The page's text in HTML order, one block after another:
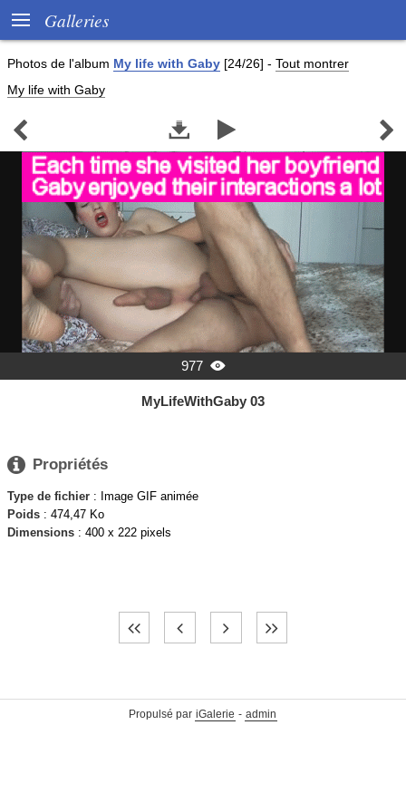
 Galleries
Photos de l'album My life with Gaby [24/26] - Tout montrer
My life with Gaby
   
977 
MyLifeWithGaby 03
 Propriétés
Type de fichier : Image GIF animée
Poids : 474,47 Ko
Dimensions : 400 x 222 pixels
Propulsé par iGalerie - admin